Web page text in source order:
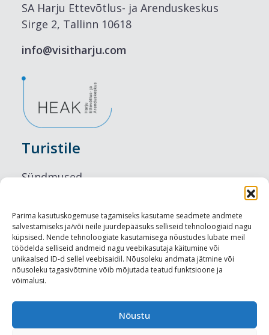
Parima kasutuskogemuse tagamiseks kasutame seadmete andmete
salvestamiseks ja/või neile juurdepääsuks selliseid tehnoloogiaid nagu
küpsised. Nende tehnoloogiate kasutamisega nõustudes lubate meil
töödelda selliseid andmeid nagu veebikasutaja käitumine või
unikaalsed ID-d sellel veebisaidil. Nõusoleku andmata jätmine või
nõusoleku tagasivõtmine võib mõjutada teatud funktsioone ja
võimalusi.
Nõustu
SA Harju Ettevõtlus- ja Arenduskeskus
Sirge 2, Tallinn 10618
info@visitharju.com
Turistile
Sündmused
Maitseelamused
Vaatamisväärsused
Visit Tallinn
Turismiprofessionaalile